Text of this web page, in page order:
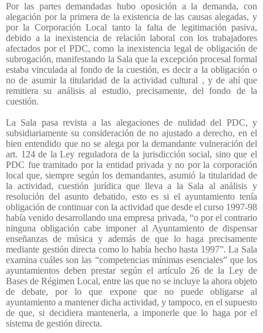
Por las partes demandadas hubo oposición a la demanda, con
alegación por la primera de la existencia de las causas alegadas, y
por la Corporación Local tanto la falta de legitimación pasiva,
debido a la inexistencia de relación laboral con los trabajadores
afectados por el PDC, como la inexistencia legal de obligación de
subrogación, manifestando la Sala que la excepción procesal formal
estaba vinculada al fondo de la cuestión, es decir a la obligación o
no de asumir la titularidad de la actividad cultural , y de ahí que
remitiera su análisis al estudio, precisamente, del fondo de la
cuestión.
La Sala pasa revista a las alegaciones de nulidad del PDC, y
subsidiariamente su consideración de no ajustado a derecho, en el
bien entendido que no se alega por la demandante vulneración del
art. 124 de la Ley reguladora de la jurisdicción social, sino que el
PDC fue tramitado por la entidad privada y no por la corporación
local que, siempre según los demandantes, asumió la titularidad de
la actividad, cuestión jurídica que lleva a la Sala al análisis y
resolución del asunto debatido, esto es si el ayuntamiento tenía
obligación de continuar con la actividad que desde el curso 1997-98
había venido desarrollando una empresa privada, “o por el contrario
ninguna obligación cabe imponer al Ayuntamiento de dispensar
enseñanzas de música y además de que lo haga precisamente
mediante gestión directa como lo había hecho hasta 1997”. La Sala
examina cuáles son las “competencias mínimas esenciales” que los
ayuntamientos deben prestar según el artículo 26 de la Ley de
Bases de Régimen Local, entre las que no se incluye la ahora objeto
de debate, por lo que expone que no puede obligarse al
ayuntamiento a mantener dicha actividad, y tampoco, en el supuesto
de que, si decidiera mantenerla, a imponerle que lo haga por el
sistema de gestión directa.